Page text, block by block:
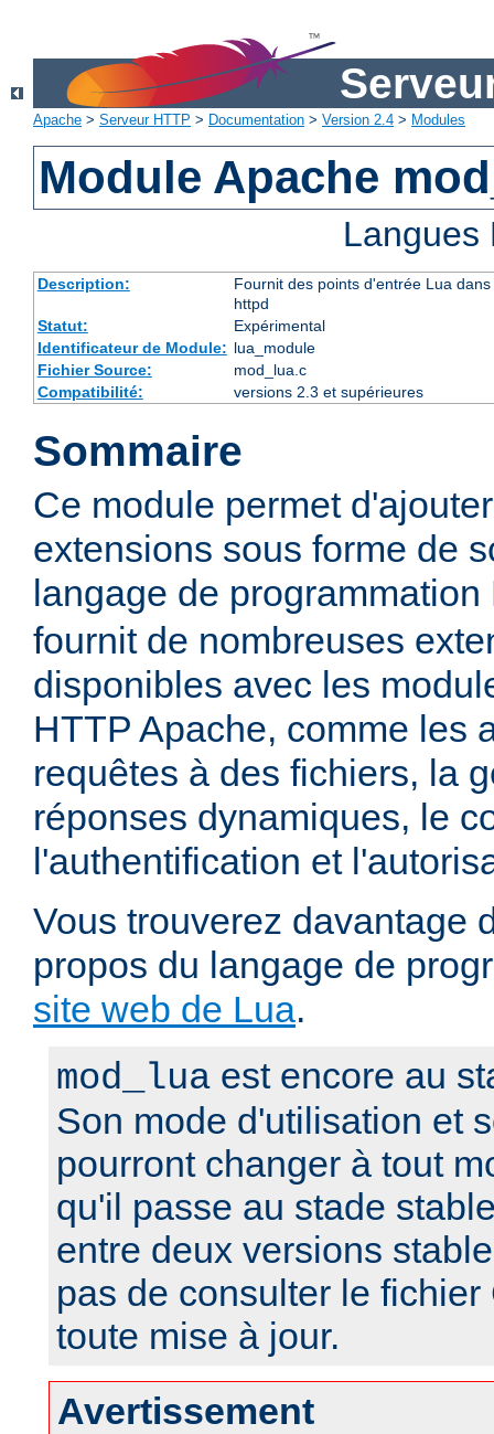
Apache > Serveur HTTP > Documentation > Version 2.4 > Modules
Module Apache
Description:
Fournit des points d'entrée Lua
httpd
Statut:
Expérimental
Identificateur de Module: lua_module
Fichier Source:
mod_lua.c
Compatibilité:
versions 2.3 et supérieures
Sommaire
Ce module permet
extensions sous forme de
langage de
fournit de nombreuses
disponibles avec les
HTTP Apache, comme les
requêtes à des fichiers, la
réponses dynamiques, le
l'authentification et
Vous trouverez davantage
propos du langage de
site web de Lua.
mod_lua est encore au
Son mode d'utilisation et
pourront changer à tout
qu'il passe au stade
entre deux versions
pas de consulter le
toute mise à jour.
Avertissement